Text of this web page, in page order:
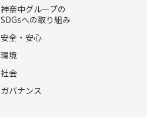
神奈中グループの
SDGsへの取り組み
安全・安心
環境
社会
ガバナンス